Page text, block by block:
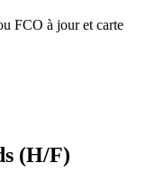
FCO à jour et carte
(H/F)